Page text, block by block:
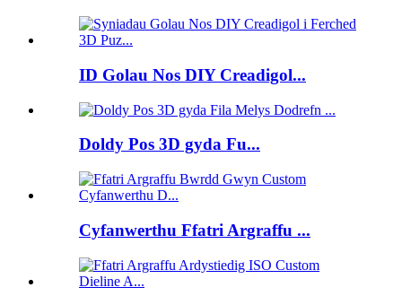
ID Golau Nos DIY Creadigol...
Doldy Pos 3D gyda Fu...
Cyfanwerthu Ffatri Argraffu ...